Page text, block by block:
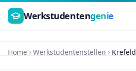
Zum Hauptinhalt springen
Werkstudentengenie
Home Werkstudentenstellen Krefeld